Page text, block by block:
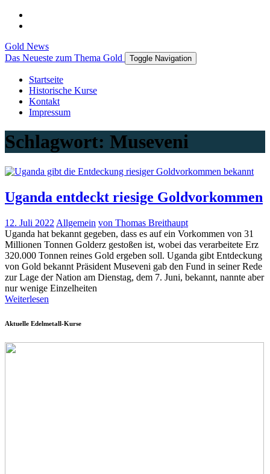
Gold News
Das Neueste zum Thema Gold
Toggle Navigation
Startseite
Historische Kurse
Kontakt
Impressum
Schlagwort: Museveni
Uganda entdeckt riesige Goldvorkommen
12. Juli 2022 Allgemein von Thomas Breithaupt
Uganda hat bekannt gegeben, dass es auf ein Vorkommen von 31
Millionen Tonnen Golderz gestoßen ist, wobei das verarbeitete Erz
320.000 Tonnen reines Gold ergeben soll. Uganda gibt Entdeckung
von Gold bekannt Präsident Museveni gab den Fund in seiner Rede
zur Lage der Nation am Dienstag, dem 7. Juni, bekannt, nannte aber
nur wenige Einzelheiten
Weiterlesen
Aktuelle Edelmetall-Kurse